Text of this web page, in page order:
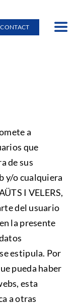
CONTACT
Toggle
a
que
de sus
y/o cualquiera
I VELERS,
del usuario
la presente
estipula. Por
pueda haber
esta
a otras